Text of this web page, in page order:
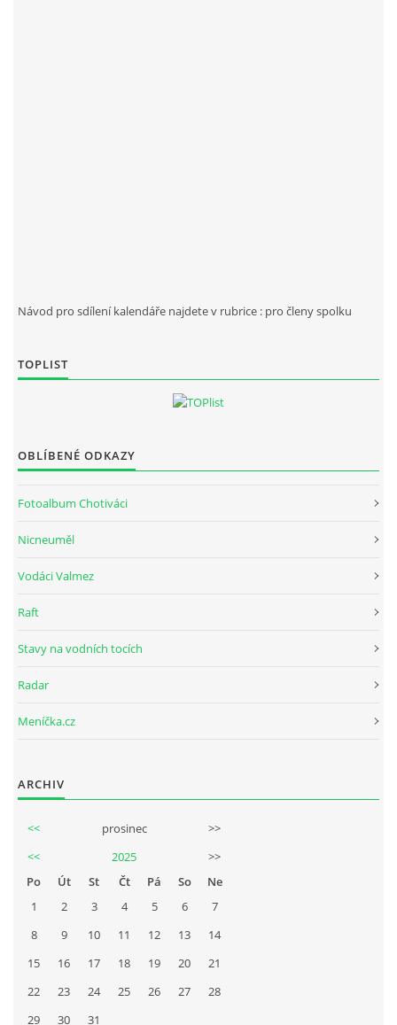
Návod pro sdílení kalendáře najdete v rubrice : pro členy spolku
TOPLIST
OBLÍBENÉ ODKAZY
Fotoalbum Chotiváci
Nicneuměl
Vodáci Valmez
Raft
Stavy na vodních tocích
Radar
Meníčka.cz
ARCHIV
<< prosinec
>>
<<
2025
>>
Po
Út St Čt Pá So
Ne
1
2 3 4 5 6
7
8
9 10 11 12 13
14
15
16 17 18 19 20
21
22
23 24 25 26 27
28
29
30 31